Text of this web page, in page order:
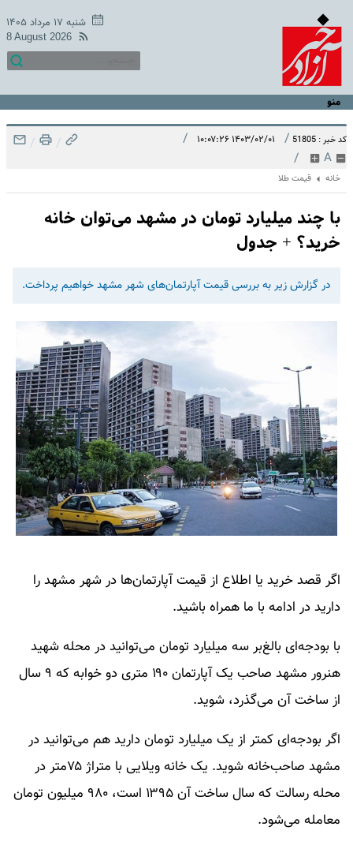
شنبه ۱۷ مرداد ۱۴۰۵
8 August 2026
منو
کد خبر : 51805 / ۱۴۰۳/۰۲/۰۱ ۱۰:۰۷:۲۶ /
A
/
/
/
خانه قیمت طلا
با چند میلیارد تومان در مشهد می‌توان خانه
خرید؟ + جدول
در گزارش زیر به بررسی قیمت آپارتمان‌های شهر مشهد خواهیم پرداخت.
اگر قصد خرید یا اطلاع از قیمت آپارتمان‌ها در شهر مشهد را
دارید در ادامه با ما همراه باشید.
با بودجه‌ای بالغ‌بر سه میلیارد تومان می‌توانید در محله شهید
هنرور مشهد صاحب یک آپارتمان ۱۹۰ متری دو خوابه که ۹ سال
از ساخت آن می‌گذرد، شوید.
اگر بودجه‌ای کمتر از یک میلیارد تومان دارید هم می‌توانید در
مشهد صاحب‌خانه شوید. یک خانه ویلایی با متراژ ۷۵متر در
محله رسالت که سال ساخت آن ۱۳۹۵ است، ۹۸۰ میلیون تومان
معامله می‌شود.